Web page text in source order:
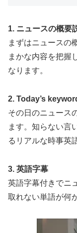
1. ニュースの概要
まずはニュースの
まかな内容を把握
なります。
2. Today’s
その日のニュース
ます。知らない言
るリアルな時事英
3. 英語字幕
英語字幕付きでニ
取れない単語が何